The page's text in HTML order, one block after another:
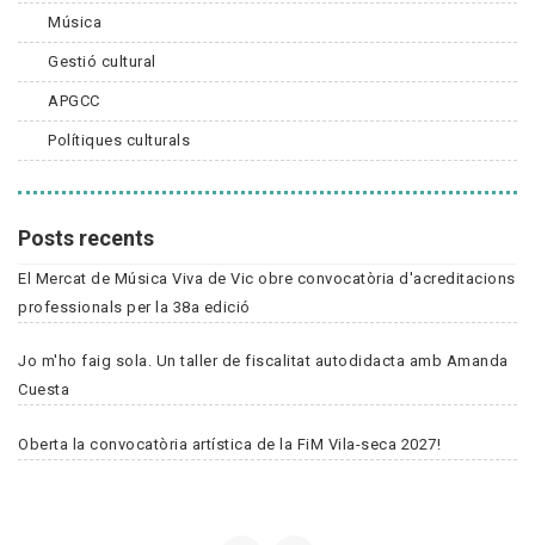
Música
Gestió cultural
APGCC
Polítiques culturals
Posts recents
El Mercat de Música Viva de Vic obre convocatòria d'acreditacions
professionals per la 38a edició
Jo m'ho faig sola. Un taller de fiscalitat autodidacta amb Amanda
Cuesta
Oberta la convocatòria artística de la FiM Vila-seca 2027!